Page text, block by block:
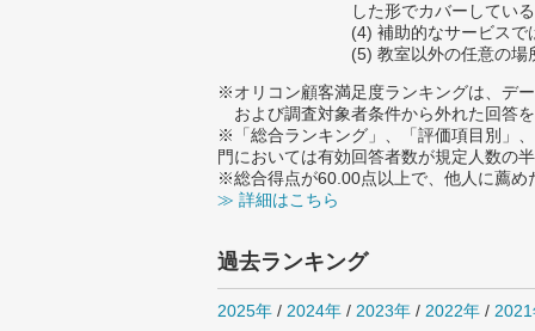
した形でカバーしてい
(4) 補助的なサービスで
(5) 教室以外の任意の場
※オリコン顧客満足度ランキングは、デ
および調査対象者条件から外れた回答
※「総合ランキング」、「評価項目別」
門においては有効回答者数が規定人数の
※総合得点が60.00点以上で、他人に薦め
≫ 詳細はこちら
過去ランキング
2025年 / 2024年 / 2023年 / 2022年 /